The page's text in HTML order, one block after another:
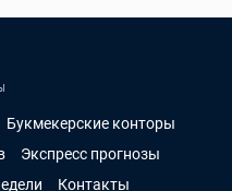
Букмекерские конторы
Экспресс прогнозы
Контакты